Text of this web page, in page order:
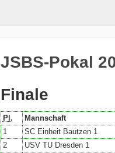
JSBS-Pokal
Finale
Pl.
Mannschaft
1
SC Einheit Bautzen 1
2
USV TU Dresden 1